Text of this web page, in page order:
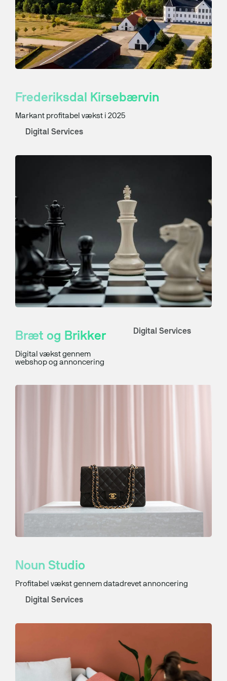
Frederiksdal Kirsebærvin
Markant profitabel vækst i 2025
Digital Services
Bræt og Brikker
Digital vækst gennem
webshop og annoncering
Digital Services
Noun Studio
Profitabel vækst gennem datadrevet annoncering
Digital Services